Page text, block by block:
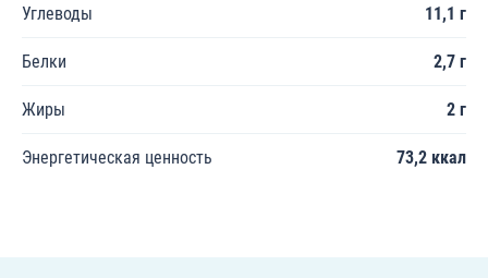
Углеводы 11,1 г
Белки 2,7 г
Жиры 2 г
Энергетическая ценность 73,2 ккал